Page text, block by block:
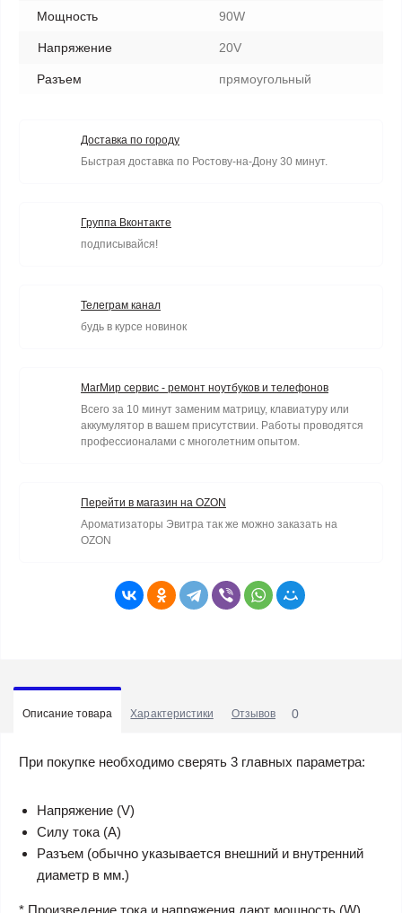
Мощность 90W
Напряжение 20V
Разъем прямоугольный
Доставка по городу
Быстрая доставка по Ростову-на-Дону 30 минут.
Группа Вконтакте
подписывайся!
Телеграм канал
будь в курсе новинок
МагМир сервис - ремонт ноутбуков и телефонов
Всего за 10 минут заменим матрицу, клавиатуру или
аккумулятор в вашем присутствии. Работы проводятся
профессионалами с многолетним опытом.
Перейти в магазин на OZON
Ароматизаторы Эвитра так же можно заказать на
OZON
Описание товара Характеристики Отзывов 0
При покупке необходимо сверять 3 главных параметра:
Напряжение (V)
Силу тока (A)
Разъем (обычно указывается внешний и внутренний
диаметр в мм.)
* Произведение тока и напряжения дают мощность (W).